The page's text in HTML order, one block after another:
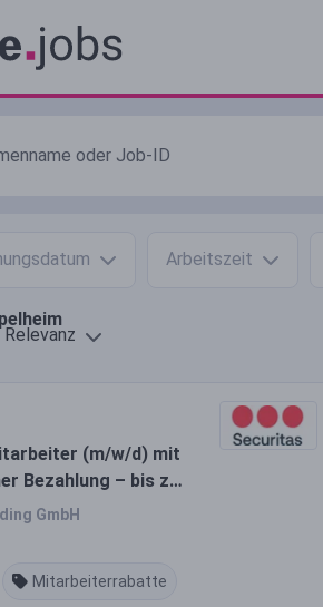
Arbeitszeit
Relevanz
(m/w/d) mit
Bezahlung – bis zu
GmbH
Mitarbeiterrabatte